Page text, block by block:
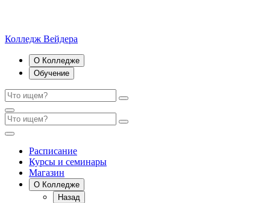
Колледж Вейдера
О Колледже
Обучение
Расписание
Курсы и семинары
Магазин
О Колледже
Назад